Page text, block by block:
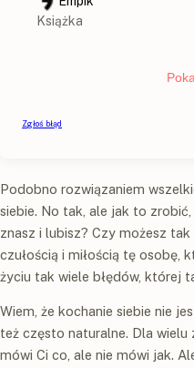
Podobno rozwiązaniem
siebie. No tak, ale jak to
znasz i lubisz? Czy możesz
czułością i miłością tę osobę,
życiu tak wiele błędów, której
Wiem, że kochanie siebie nie
też często naturalne. Dla
mówi Ci co, ale nie mówi jak.